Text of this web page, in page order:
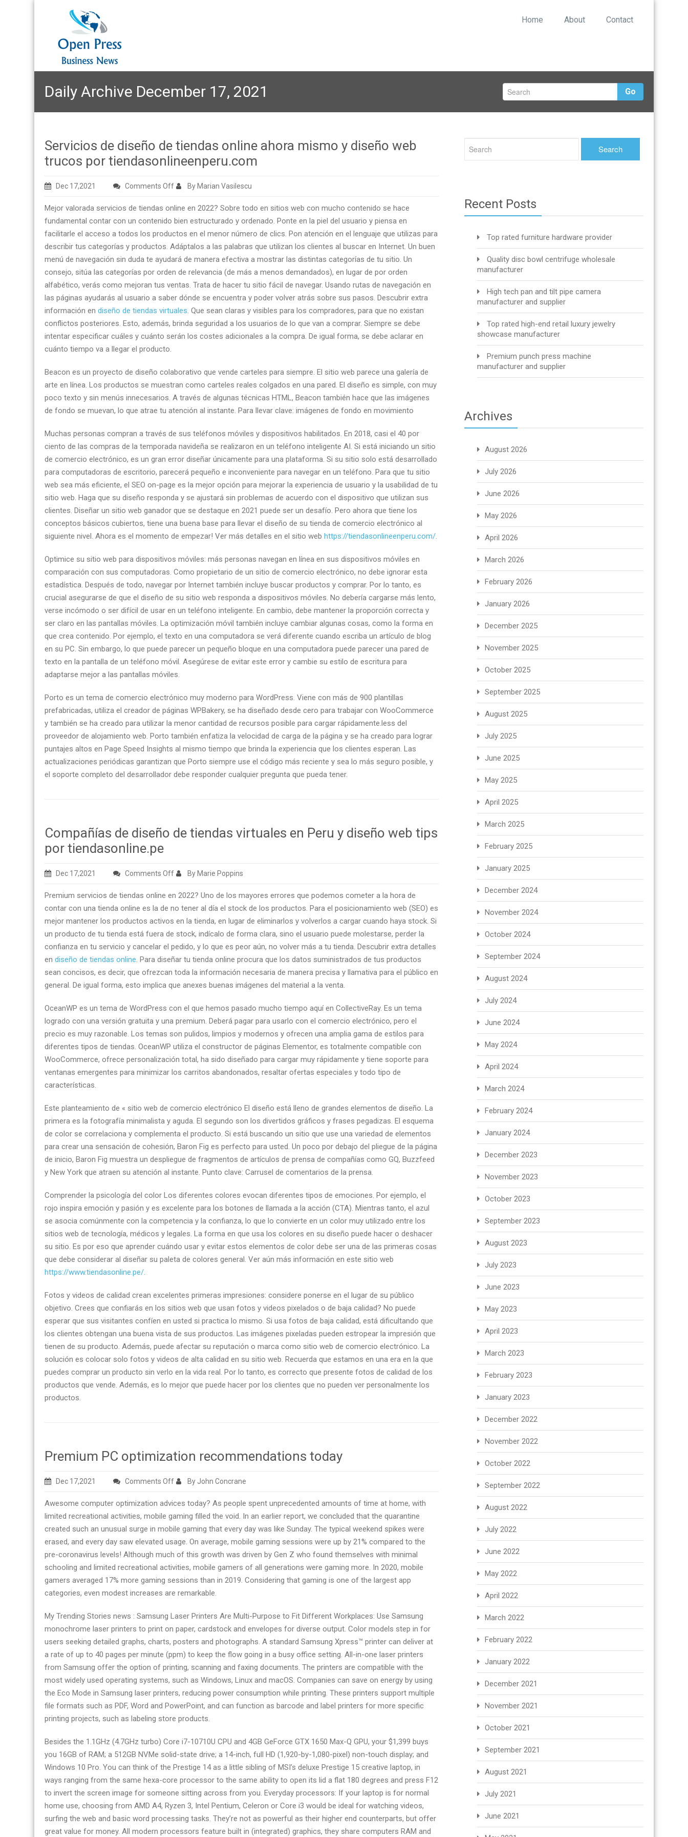
Home About Contact
Daily Archive December 17, 2021 Go
Servicios de diseño de tiendas online ahora mismo y diseño web
trucos por tiendasonlineenperu.com
Dec 17,2021 Comments Offon
de
diseño
de
tiendas
online
ahora
mismo
y
diseño
web
trucos
By Marian Vasilescu
Mejor valorada servicios de tiendas online en 2022? Sobre todo en sitios web con mucho contenido se hace
fundamental contar con un contenido bien estructurado y ordenado. Ponte en la piel del usuario y piensa en
facilitarle el acceso a todos los productos en el menor número de clics. Pon atención en el lenguaje que utilizas para
describir tus categorías y productos. Adáptalos a las palabras que utilizan los clientes al buscar en Internet. Un buen
menú de navegación sin duda te ayudará de manera efectiva a mostrar las distintas categorías de tu sitio. Un
consejo, sitúa las categorías por orden de relevancia (de más a menos demandados), en lugar de por orden
alfabético, verás como mejoran tus ventas. Trata de hacer tu sitio fácil de navegar. Usando rutas de navegación en
las páginas ayudarás al usuario a saber dónde se encuentra y poder volver atrás sobre sus pasos. Descubrir extra
información en diseño de tiendas virtuales. Que sean claras y visibles para los compradores, para que no existan
conflictos posteriores. Esto, además, brinda seguridad a los usuarios de lo que van a comprar. Siempre se debe
intentar especificar cuáles y cuánto serán los costes adicionales a la compra. De igual forma, se debe aclarar en
cuánto tiempo va a llegar el producto.
Beacon es un proyecto de diseño colaborativo que vende carteles para siempre. El sitio web parece una galería de
arte en línea. Los productos se muestran como carteles reales colgados en una pared. El diseño es simple, con muy
poco texto y sin menús innecesarios. A través de algunas técnicas HTML, Beacon también hace que las imágenes
de fondo se muevan, lo que atrae tu atención al instante. Para llevar clave: imágenes de fondo en movimiento
Muchas personas compran a través de sus teléfonos móviles y dispositivos habilitados. En 2018, casi el 40 por
ciento de las compras de la temporada navideña se realizaron en un teléfono inteligente AI. Si está iniciando un sitio
de comercio electrónico, es un gran error diseñar únicamente para una plataforma. Si su sitio solo está desarrollado
para computadoras de escritorio, parecerá pequeño e inconveniente para navegar en un teléfono. Para que tu sitio
web sea más eficiente, el SEO on-page es la mejor opción para mejorar la experiencia de usuario y la usabilidad de tu
sitio web. Haga que su diseño responda y se ajustará sin problemas de acuerdo con el dispositivo que utilizan sus
clientes. Diseñar un sitio web ganador que se destaque en 2021 puede ser un desafío. Pero ahora que tiene los
conceptos básicos cubiertos, tiene una buena base para llevar el diseño de su tienda de comercio electrónico al
siguiente nivel. Ahora es el momento de empezar! Ver más detalles en el sitio web https://tiendasonlineenperu.com/.
Optimice su sitio web para dispositivos móviles: más personas navegan en línea en sus dispositivos móviles en
comparación con sus computadoras. Como propietario de un sitio de comercio electrónico, no debe ignorar esta
estadística. Después de todo, navegar por Internet también incluye buscar productos y comprar. Por lo tanto, es
crucial asegurarse de que el diseño de su sitio web responda a dispositivos móviles. No debería cargarse más lento,
verse incómodo o ser difícil de usar en un teléfono inteligente. En cambio, debe mantener la proporción correcta y
ser claro en las pantallas móviles. La optimización móvil también incluye cambiar algunas cosas, como la forma en
que crea contenido. Por ejemplo, el texto en una computadora se verá diferente cuando escriba un artículo de blog
en su PC. Sin embargo, lo que puede parecer un pequeño bloque en una computadora puede parecer una pared de
texto en la pantalla de un teléfono móvil. Asegúrese de evitar este error y cambie su estilo de escritura para
adaptarse mejor a las pantallas móviles.
Porto es un tema de comercio electrónico muy moderno para WordPress. Viene con más de 900 plantillas
prefabricadas, utiliza el creador de páginas WPBakery, se ha diseñado desde cero para trabajar con WooCommerce
y también se ha creado para utilizar la menor cantidad de recursos posible para cargar rápidamente.less del
proveedor de alojamiento web. Porto también enfatiza la velocidad de carga de la página y se ha creado para lograr
puntajes altos en Page Speed ​​Insights al mismo tiempo que brinda la experiencia que los clientes esperan. Las
actualizaciones periódicas garantizan que Porto siempre use el código más reciente y sea lo más seguro posible, y
el soporte completo del desarrollador debe responder cualquier pregunta que pueda tener.
Compañías de diseño de tiendas virtuales en Peru y diseño web tips
por tiendasonline.pe
Dec 17,2021 Comments Offon
de
diseño
de
tiendas
virtuales
en
Peru
y
tips
By Marie Poppins
Premium servicios de tiendas online en 2022? Uno de los mayores errores que podemos cometer a la hora de
contar con una tienda online es la de no tener al día el stock de los productos. Para el posicionamiento web (SEO) es
mejor mantener los productos activos en la tienda, en lugar de eliminarlos y volverlos a cargar cuando haya stock. Si
un producto de tu tienda está fuera de stock, indícalo de forma clara, sino el usuario puede molestarse, perder la
confianza en tu servicio y cancelar el pedido, y lo que es peor aún, no volver más a tu tienda. Descubrir extra detalles
en diseño de tiendas online. Para diseñar tu tienda online procura que los datos suministrados de tus productos
sean concisos, es decir, que ofrezcan toda la información necesaria de manera precisa y llamativa para el público en
general. De igual forma, esto implica que anexes buenas imágenes del material a la venta.
OceanWP es un tema de WordPress con el que hemos pasado mucho tiempo aquí en CollectiveRay. Es un tema
logrado con una versión gratuita y una premium. Deberá pagar para usarlo con el comercio electrónico, pero el
precio es muy razonable. Los temas son pulidos, limpios y modernos y ofrecen una amplia gama de estilos para
diferentes tipos de tiendas. OceanWP utiliza el constructor de páginas Elementor, es totalmente compatible con
WooCommerce, ofrece personalización total, ha sido diseñado para cargar muy rápidamente y tiene soporte para
ventanas emergentes para minimizar los carritos abandonados, resaltar ofertas especiales y todo tipo de
características.
Este planteamiento de « sitio web de comercio electrónico El diseño está lleno de grandes elementos de diseño. La
primera es la fotografía minimalista y aguda. El segundo son los divertidos gráficos y frases pegadizas. El esquema
de color se correlaciona y complementa el producto. Si está buscando un sitio que use una variedad de elementos
para crear una sensación de cohesión, Baron Fig es perfecto para usted. Un poco por debajo del pliegue de la página
de inicio, Baron Fig muestra un despliegue de fragmentos de artículos de prensa de compañías como GQ, Buzzfeed
y New York que atraen su atención al instante. Punto clave: Carrusel de comentarios de la prensa.
Comprender la psicología del color Los diferentes colores evocan diferentes tipos de emociones. Por ejemplo, el
rojo inspira emoción y pasión y es excelente para los botones de llamada a la acción (CTA). Mientras tanto, el azul
se asocia comúnmente con la competencia y la confianza, lo que lo convierte en un color muy utilizado entre los
sitios web de tecnología, médicos y legales. La forma en que usa los colores en su diseño puede hacer o deshacer
su sitio. Es por eso que aprender cuándo usar y evitar estos elementos de color debe ser una de las primeras cosas
que debe considerar al diseñar su paleta de colores general. Ver aún más información en este sitio web
https://www.tiendasonline.pe/.
Fotos y videos de calidad crean excelentes primeras impresiones: considere ponerse en el lugar de su público
objetivo. Crees que confiarás en los sitios web que usan fotos y videos pixelados o de baja calidad? No puede
esperar que sus visitantes confíen en usted si practica lo mismo. Si usa fotos de baja calidad, está dificultando que
los clientes obtengan una buena vista de sus productos. Las imágenes pixeladas pueden estropear la impresión que
tienen de su producto. Además, puede afectar su reputación o marca como sitio web de comercio electrónico. La
solución es colocar solo fotos y videos de alta calidad en su sitio web. Recuerda que estamos en una era en la que
puedes comprar un producto sin verlo en la vida real. Por lo tanto, es correcto que presente fotos de calidad de los
productos que vende. Además, es lo mejor que puede hacer por los clientes que no pueden ver personalmente los
productos.
Premium PC optimization recommendations today
Dec 17,2021 Comments Offon
PC
optimization
recommendations
today
By John Concrane
Awesome computer optimization advices today? As people spent unprecedented amounts of time at home, with
limited recreational activities, mobile gaming filled the void. In an earlier report, we concluded that the quarantine
created such an unusual surge in mobile gaming that every day was like Sunday. The typical weekend spikes were
erased, and every day saw elevated usage. On average, mobile gaming sessions were up by 21% compared to the
pre-coronavirus levels! Although much of this growth was driven by Gen Z who found themselves with minimal
schooling and limited recreational activities, mobile gamers of all generations were gaming more. In 2020, mobile
gamers averaged 17% more gaming sessions than in 2019. Considering that gaming is one of the largest app
categories, even modest increases are remarkable.
My Trending Stories news : Samsung Laser Printers Are Multi-Purpose to Fit Different Workplaces: Use Samsung
monochrome laser printers to print on paper, cardstock and envelopes for diverse output. Color models step in for
users seeking detailed graphs, charts, posters and photographs. A standard Samsung Xpress™ printer can deliver at
a rate of up to 40 pages per minute (ppm) to keep the flow going in a busy office setting. All-in-one laser printers
from Samsung offer the option of printing, scanning and faxing documents. The printers are compatible with the
most widely used operating systems, such as Windows, Linux and macOS. Companies can save on energy by using
the Eco Mode in Samsung laser printers, reducing power consumption while printing. These printers support multiple
file formats such as PDF, Word and PowerPoint, and can function as barcode and label printers for more specific
printing projects, such as labeling store products.
Besides the 1.1GHz (4.7GHz turbo) Core i7-10710U CPU and 4GB GeForce GTX 1650 Max-Q GPU, your $1,399 buys
you 16GB of RAM; a 512GB NVMe solid-state drive; a 14-inch, full HD (1,920-by-1,080-pixel) non-touch display; and
Windows 10 Pro. You can think of the Prestige 14 as a little sibling of MSI’s deluxe Prestige 15 creative laptop, in
ways ranging from the same hexa-core processor to the same ability to open its lid a flat 180 degrees and press F12
to invert the screen image for someone sitting across from you. Everyday processors: If your laptop is for normal
home use, choosing from AMD A4, Ryzen 3, Intel Pentium, Celeron or Core i3 would be ideal for watching videos,
surfing the web and basic word processing tasks. They’re not as powerful as their higher end counterparts, but offer
great value for money. All modern processors feature built in (integrated) graphics, they share computers RAM and
Recent Posts
Top rated furniture hardware provider
Quality disc bowl centrifuge wholesale
manufacturer
High tech pan and tilt pipe camera
manufacturer and supplier
Top rated high-end retail luxury jewelry
showcase manufacturer
Premium punch press machine
manufacturer and supplier
Archives
August 2026
July 2026
June 2026
May 2026
April 2026
March 2026
February 2026
January 2026
December 2025
November 2025
October 2025
September 2025
August 2025
July 2025
June 2025
May 2025
April 2025
March 2025
February 2025
January 2025
December 2024
November 2024
October 2024
September 2024
August 2024
July 2024
June 2024
May 2024
April 2024
March 2024
February 2024
January 2024
December 2023
November 2023
October 2023
September 2023
August 2023
July 2023
June 2023
May 2023
April 2023
March 2023
February 2023
January 2023
December 2022
November 2022
October 2022
September 2022
August 2022
July 2022
June 2022
May 2022
April 2022
March 2022
February 2022
January 2022
December 2021
November 2021
October 2021
September 2021
August 2021
July 2021
June 2021